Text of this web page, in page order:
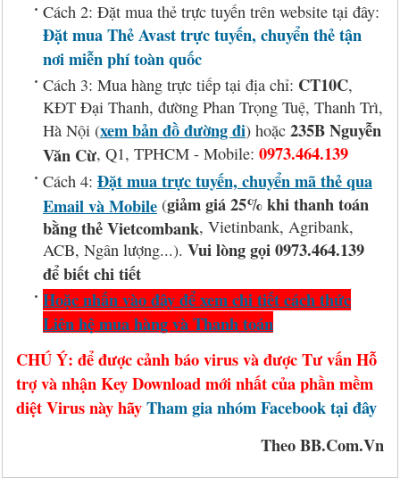
Cách 2: Đặt mua thẻ trực tuyến trên website tại đây:
Đặt mua Thẻ Avast trực tuyến, chuyển thẻ tận
nơi miễn phí toàn quốc
Cách 3: Mua hàng trực tiếp tại địa chỉ: CT10C,
KĐT Đại Thanh, đường Phan Trọng Tuệ, Thanh Trì,
Hà Nội (xem bản đồ đường đi) hoặc 235B Nguyễn
Văn Cừ, Q1, TPHCM - Mobile: 0973.464.139
Cách 4: Đặt mua trực tuyến, chuyển mã thẻ qua
Email và Mobile (giảm giá 25% khi thanh toán
bằng thẻ Vietcombank, Vietinbank, Agribank,
ACB, Ngân lượng...). Vui lòng gọi 0973.464.139
để biết chi tiết
Hoặc nhấn vào đây để xem chi tiết cách thức
Liên hệ mua hàng và Thanh toán
CHÚ Ý: để được cảnh báo virus và được Tư vấn Hỗ
trợ và nhận Key Download mới nhất của phần mềm
diệt Virus này hãyTham gia nhóm Facebook tại đây
Theo BB.Com.Vn